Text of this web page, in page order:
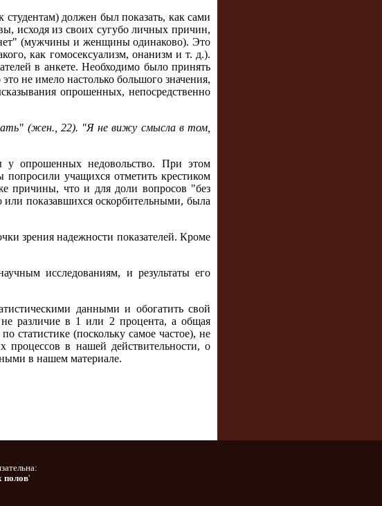
должен был показать, как сами
исходя из своих сугубо личных причин,
(мужчины и женщины одинаково). Это
как гомосексуализм, онанизм и т. д.).
в анкете. Необходимо было принять
не имело настолько большого значения,
опрошенных, непосредственно
(жен., 22). "Я не вижу смысла в том,
у опрошенных недовольство. При этом
учащихся отметить крестиком
причины, что и для доли вопросов "без
или показавшихся оскорбительными, была
зрения надежности показателей. Кроме
исследованиям, и результаты его
данными и обогатить свой
различие в 1 или 2 процента, а общая
статистике (поскольку самое частое), не
процессов в нашей действительности, о
в нашем материале.
полов'